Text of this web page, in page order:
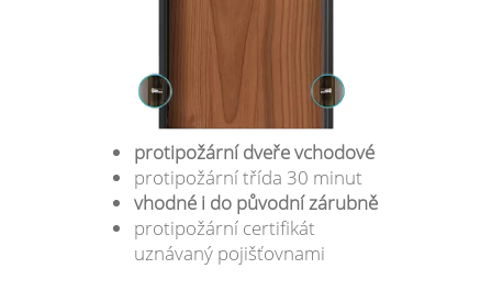
protipožární dveře vchodové
protipožární třída 30 minut
vhodné i do původní zárubně
protipožární certifikát
uznávaný pojišťovnami